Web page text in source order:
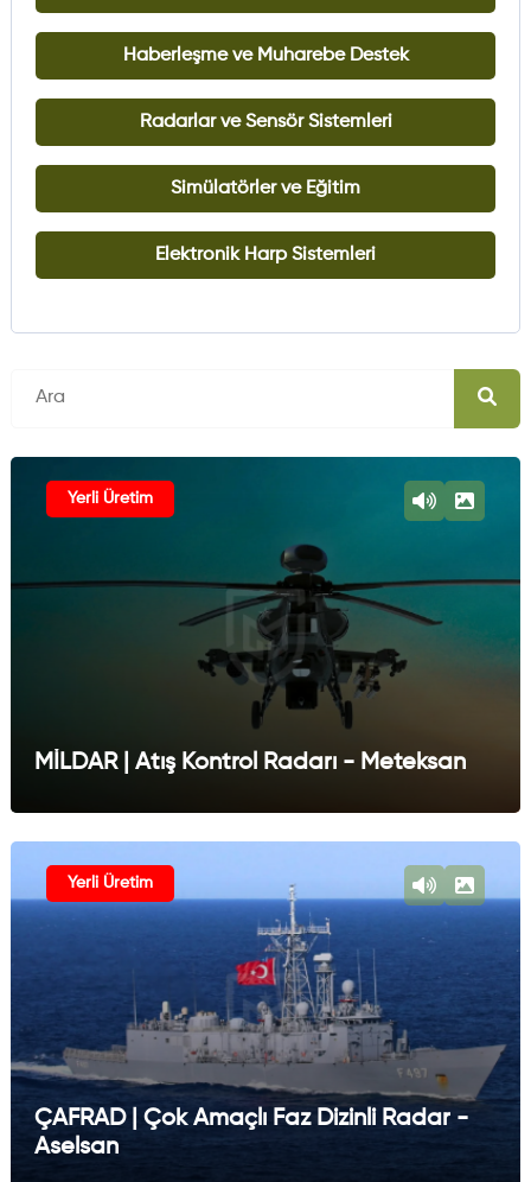
Yerli Üretim
MİLDAR | Atış Kontrol Radarı - Meteksan
Yerli Üretim
ÇAFRAD | Çok Amaçlı Faz Dizinli Radar -
Aselsan
Haberleşme ve Muharebe Destek
Radarlar ve Sensör Sistemleri
Simülatörler ve Eğitim
Elektronik Harp Sistemleri